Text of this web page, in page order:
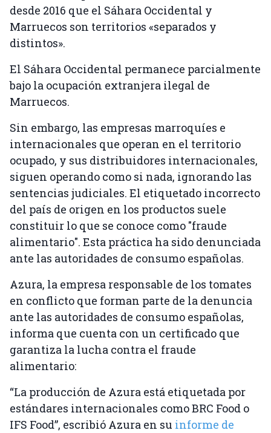
desde 2016 que el Sáhara Occidental y
Marruecos son territorios «separados y
distintos».
El Sáhara Occidental permanece parcialmente
bajo la ocupación extranjera ilegal de
Marruecos.
Sin embargo, las empresas marroquíes e
internacionales que operan en el territorio
ocupado, y sus distribuidores internacionales,
siguen operando como si nada, ignorando las
sentencias judiciales. El etiquetado incorrecto
del país de origen en los productos suele
constituir lo que se conoce como "fraude
alimentario". Esta práctica ha sido denunciada
ante las autoridades de consumo españolas.
Azura, la empresa responsable de los tomates
en conflicto que forman parte de la denuncia
ante las autoridades de consumo españolas,
informa que cuenta con un certificado que
garantiza la lucha contra el fraude
alimentario:
“La producción de Azura está etiquetada por
estándares internacionales como BRC Food o
IFS Food”, escribió Azura en su informe de